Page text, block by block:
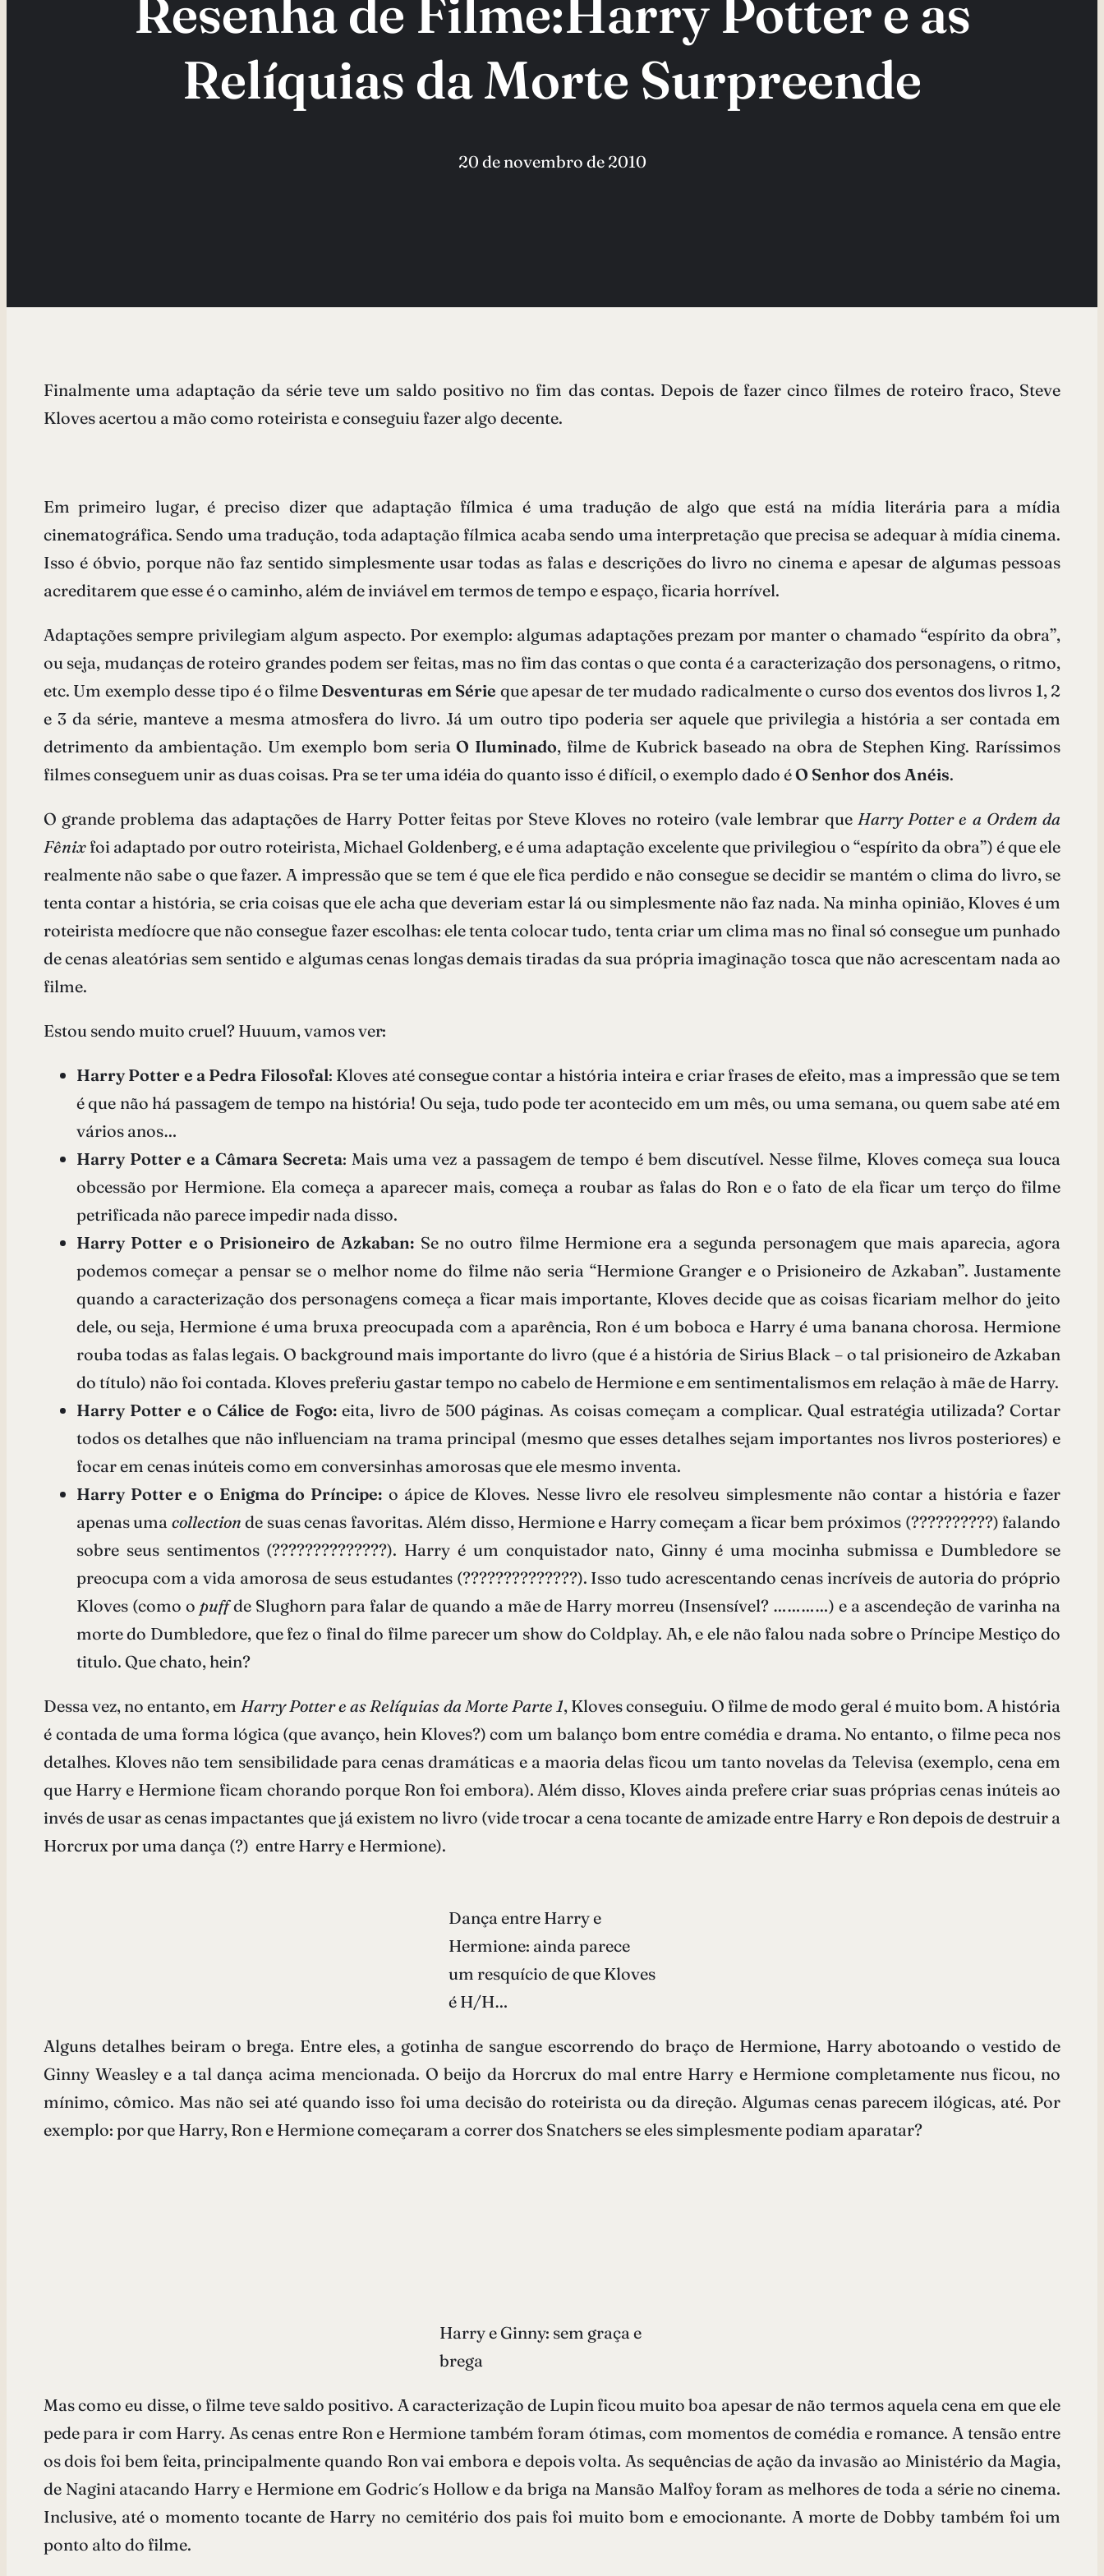
Resenha de Filme:Harry Potter e as
Relíquias da Morte Surpreende
20 de novembro de 2010
Finalmente uma adaptação da série teve um saldo positivo no fim das contas. Depois de fazer cinco filmes de roteiro fraco, Steve
Kloves acertou a mão como roteirista e conseguiu fazer algo decente.
Em primeiro lugar, é preciso dizer que adaptação fílmica é uma tradução de algo que está na mídia literária para a mídia
cinematográfica. Sendo uma tradução, toda adaptação fílmica acaba sendo uma interpretação que precisa se adequar à mídia cinema.
Isso é óbvio, porque não faz sentido simplesmente usar todas as falas e descrições do livro no cinema e apesar de algumas pessoas
acreditarem que esse é o caminho, além de inviável em termos de tempo e espaço, ficaria horrível.
Adaptações sempre privilegiam algum aspecto. Por exemplo: algumas adaptações prezam por manter o chamado “espírito da obra”,
ou seja, mudanças de roteiro grandes podem ser feitas, mas no fim das contas o que conta é a caracterização dos personagens, o ritmo,
etc. Um exemplo desse tipo é o filme Desventuras em Série que apesar de ter mudado radicalmente o curso dos eventos dos livros 1, 2
e 3 da série, manteve a mesma atmosfera do livro. Já um outro tipo poderia ser aquele que privilegia a história a ser contada em
detrimento da ambientação. Um exemplo bom seriaO Iluminado, filme de Kubrick baseado na obra de Stephen King. Raríssimos
filmes conseguem unir as duas coisas. Pra se ter uma idéia do quanto isso é difícil, o exemplo dado éO Senhor dos Anéis.
O grande problema das adaptações de Harry Potter feitas por Steve Kloves no roteiro (vale lembrar que Harry Potter e a Ordem da
Fênixfoi adaptado por outro roteirista, Michael Goldenberg, e é uma adaptação excelente que privilegiou o “espírito da obra”) é que ele
realmente não sabe o que fazer. A impressão que se tem é que ele fica perdido e não consegue se decidir se mantém o clima do livro, se
tenta contar a história, se cria coisas que ele acha que deveriam estar lá ou simplesmente não faz nada. Na minha opinião, Kloves é um
roteirista medíocre que não consegue fazer escolhas: ele tenta colocar tudo, tenta criar um clima mas no final só consegue um punhado
de cenas aleatórias sem sentido e algumas cenas longas demais tiradas da sua própria imaginação tosca que não acrescentam nada ao
filme.
Estou sendo muito cruel? Huuum, vamos ver:
Harry Potter e a Pedra Filosofal: Kloves até consegue contar a história inteira e criar frases de efeito, mas a impressão que se tem
é que não há passagem de tempo na história! Ou seja, tudo pode ter acontecido em um mês, ou uma semana, ou quem sabe até em
vários anos…
Harry Potter e a Câmara Secreta: Mais uma vez a passagem de tempo é bem discutível. Nesse filme, Kloves começa sua louca
obcessão por Hermione. Ela começa a aparecer mais, começa a roubar as falas do Ron e o fato de ela ficar um terço do filme
petrificada não parece impedir nada disso.
Harry Potter e o Prisioneiro de Azkaban: Se no outro filme Hermione era a segunda personagem que mais aparecia, agora
podemos começar a pensar se o melhor nome do filme não seria “Hermione Granger e o Prisioneiro de Azkaban”. Justamente
quando a caracterização dos personagens começa a ficar mais importante, Kloves decide que as coisas ficariam melhor do jeito
dele, ou seja, Hermione é uma bruxa preocupada com a aparência, Ron é um boboca e Harry é uma banana chorosa. Hermione
rouba todas as falas legais. O background mais importante do livro (que é a história de Sirius Black – o tal prisioneiro de Azkaban
do título) não foi contada. Kloves preferiu gastar tempo no cabelo de Hermione e em sentimentalismos em relação à mãe de Harry.
Harry Potter e o Cálice de Fogo:eita, livro de 500 páginas. As coisas começam a complicar. Qual estratégia utilizada? Cortar
todos os detalhes que não influenciam na trama principal (mesmo que esses detalhes sejam importantes nos livros posteriores) e
focar em cenas inúteis como em conversinhas amorosas que ele mesmo inventa.
Harry Potter e o Enigma do Príncipe: o ápice de Kloves. Nesse livro ele resolveu simplesmente não contar a história e fazer
apenas uma collection de suas cenas favoritas. Além disso, Hermione e Harry começam a ficar bem próximos (??????????) falando
sobre seus sentimentos (??????????????). Harry é um conquistador nato, Ginny é uma mocinha submissa e Dumbledore se
preocupa com a vida amorosa de seus estudantes (??????????????). Isso tudo acrescentando cenas incríveis de autoria do próprio
Kloves (como o puffde Slughorn para falar de quando a mãe de Harry morreu (Insensível? …………) e a ascendeção de varinha na
morte do Dumbledore, que fez o final do filme parecer um show do Coldplay. Ah, e ele não falou nada sobre o Príncipe Mestiço do
titulo. Que chato, hein?
Dessa vez, no entanto, em Harry Potter e as Relíquias da Morte Parte 1, Kloves conseguiu. O filme de modo geral é muito bom. A história
é contada de uma forma lógica (que avanço, hein Kloves?) com um balanço bom entre comédia e drama. No entanto, o filme peca nos
detalhes. Kloves não tem sensibilidade para cenas dramáticas e a maoria delas ficou um tanto novelas da Televisa (exemplo, cena em
que Harry e Hermione ficam chorando porque Ron foi embora). Além disso, Kloves ainda prefere criar suas próprias cenas inúteis ao
invés de usar as cenas impactantes que já existem no livro (vide trocar a cena tocante de amizade entre Harry e Ron depois de destruir a
Horcrux por uma dança (?) entre Harry e Hermione).
Dança entre Harry e
Hermione: ainda parece
um resquício de que Kloves
é H/H…
Alguns detalhes beiram o brega. Entre eles, a gotinha de sangue escorrendo do braço de Hermione, Harry abotoando o vestido de
Ginny Weasley e a tal dança acima mencionada. O beijo da Horcrux do mal entre Harry e Hermione completamente nus ficou, no
mínimo, cômico. Mas não sei até quando isso foi uma decisão do roteirista ou da direção. Algumas cenas parecem ilógicas, até. Por
exemplo: por que Harry, Ron e Hermione começaram a correr dos Snatchers se eles simplesmente podiam aparatar?
Harry e Ginny: sem graça e
brega
Mas como eu disse, o filme teve saldo positivo. A caracterização de Lupin ficou muito boa apesar de não termos aquela cena em que ele
pede para ir com Harry. As cenas entre Ron e Hermione também foram ótimas, com momentos de comédia e romance. A tensão entre
os dois foi bem feita, principalmente quando Ron vai embora e depois volta. As sequências de ação da invasão ao Ministério da Magia,
de Nagini atacando Harry e Hermione em Godric´s Hollow e da briga na Mansão Malfoy foram as melhores de toda a série no cinema.
Inclusive, até o momento tocante de Harry no cemitério dos pais foi muito bom e emocionante. A morte de Dobby também foi um
ponto alto do filme.